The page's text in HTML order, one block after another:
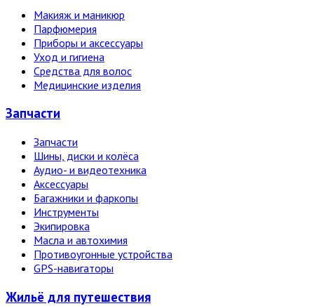
Макияж и маникюр
Парфюмерия
Приборы и аксессуары
Уход и гигиена
Средства для волос
Медицинские изделия
Запчасти
Запчасти
Шины, диски и колёса
Аудио- и видеотехника
Аксессуары
Багажники и фаркопы
Инструменты
Экипировка
Масла и автохимия
Противоугонные устройства
GPS-навигаторы
Жильё для путешествия